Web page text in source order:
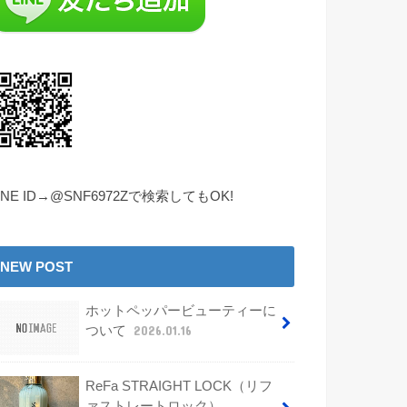
ID→@SNF6972Zで検索してもOK!
NEW POST
ホットペッパービューティーに
ついて
2026.01.16
ReFa STRAIGHT LOCK（リフ